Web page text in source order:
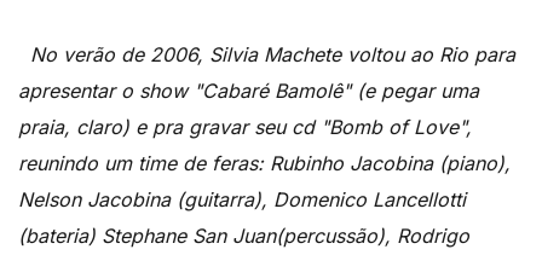
No verão de 2006, Silvia Machete voltou ao Rio para
apresentar o show "Cabaré Bamolê" (e pegar uma
praia, claro) e pra gravar seu cd "Bomb of Love",
reunindo um time de feras: Rubinho Jacobina (piano),
Nelson Jacobina (guitarra), Domenico Lancellotti
(bateria) Stephane San Juan(percussão), Rodrigo